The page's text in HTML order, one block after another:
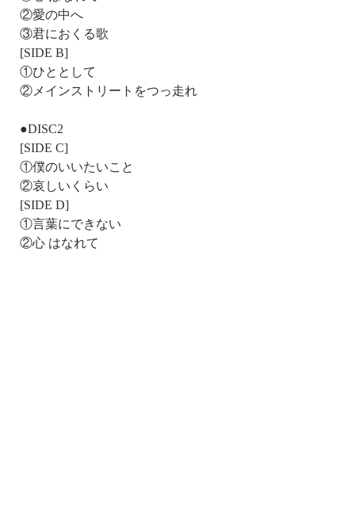
②愛の中へ
③君におくる歌
[SIDE B]
①ひととして
②メインストリートをつっ走れ
●DISC2
[SIDE C]
①僕のいいたいこと
②哀しいくらい
[SIDE D]
①言葉にできない
②心 はなれて